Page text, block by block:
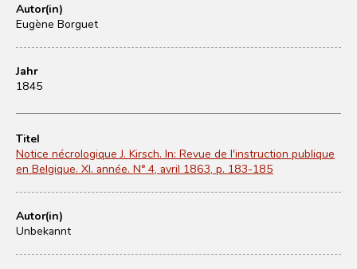
Autor(in)
Eugène Borguet
Jahr
1845
Titel
Notice nécrologique J. Kirsch. In: Revue de l'instruction publique
en Belgique. XI. année. N° 4, avril 1863, p. 183-185
Autor(in)
Unbekannt